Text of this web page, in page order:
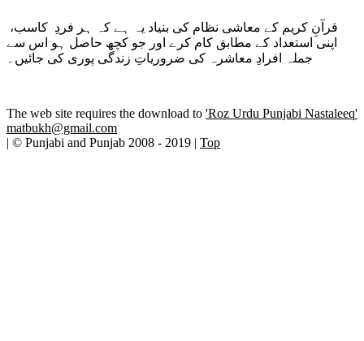
قرآنِ کریم کے معاشی نظام کی بنیاد یہ ہے کہ ہر فردِ کاسب،
اپنی استعداد کے مطابق کام کرے اور جو کچھ حاصل ہو اس سے
جملہ افرادِ معاشرہ کی ضروریاتِ زندگی پوری کی جائیں۔
The web site requires the download to 'Roz Urdu Punjabi Nastaleeq'
matbukh@gmail.com
| © Punjabi and Punjab 2008 - 2019 | Top